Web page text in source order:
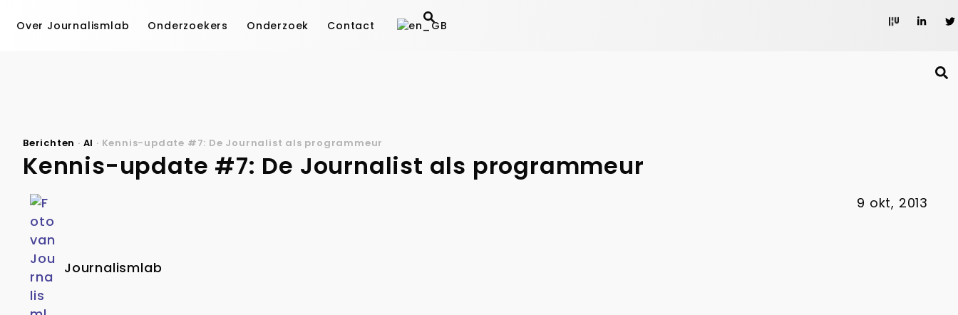
Over Journalismlab Onderzoekers Onderzoek Contact
Berichten · AI · Kennis-update #7: De Journalist als programmeur
Kennis-update #7: De Journalist als programmeur
Journalismlab
9 okt, 2013